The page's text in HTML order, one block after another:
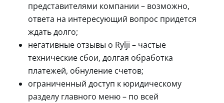
представителями компании – возможно,
ответа на интересующий вопрос придется
ждать долго;
негативные отзывы о Rylji – частые
технические сбои, долгая обработка
платежей, обнуление счетов;
ограниченный доступ к юридическому
разделу главного меню – по всей